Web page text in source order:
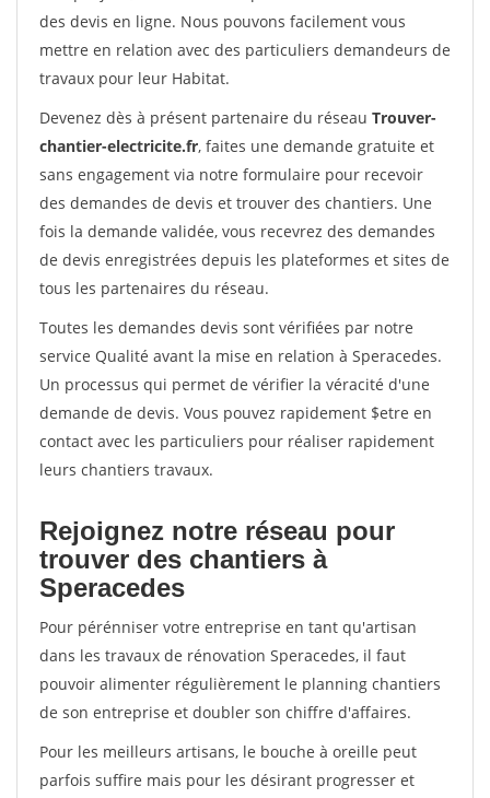
des devis en ligne. Nous pouvons facilement vous
mettre en relation avec des particuliers demandeurs de
travaux pour leur Habitat.
Devenez dès à présent partenaire du réseau Trouver-
chantier-electricite.fr, faites une demande gratuite et
sans engagement via notre formulaire pour recevoir
des demandes de devis et trouver des chantiers. Une
fois la demande validée, vous recevrez des demandes
de devis enregistrées depuis les plateformes et sites de
tous les partenaires du réseau.
Toutes les demandes devis sont vérifiées par notre
service Qualité avant la mise en relation à Speracedes.
Un processus qui permet de vérifier la véracité d'une
demande de devis. Vous pouvez rapidement $etre en
contact avec les particuliers pour réaliser rapidement
leurs chantiers travaux.
Rejoignez notre réseau pour
trouver des chantiers à
Speracedes
Pour pérénniser votre entreprise en tant qu'artisan
dans les travaux de rénovation Speracedes, il faut
pouvoir alimenter régulièrement le planning chantiers
de son entreprise et doubler son chiffre d'affaires.
Pour les meilleurs artisans, le bouche à oreille peut
parfois suffire mais pour les désirant progresser et